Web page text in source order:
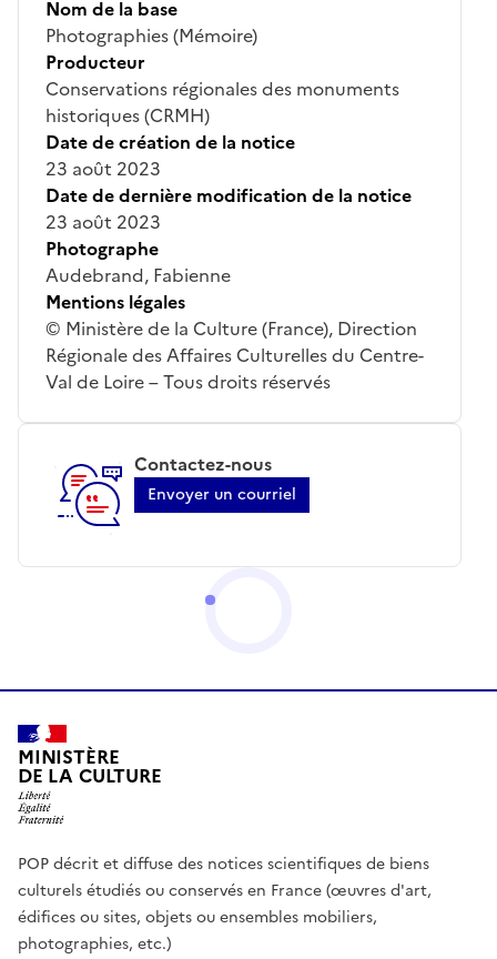
Nom de la base
Photographies (Mémoire)
Producteur
Conservations régionales des monuments
historiques (CRMH)
Date de création de la notice
23 août 2023
Date de dernière modification de la notice
23 août 2023
Photographe
Audebrand, Fabienne
Mentions légales
© Ministère de la Culture (France), Direction
Régionale des Affaires Culturelles du Centre-
Val de Loire – Tous droits réservés
Contactez-nous
Envoyer un courriel
MINISTÈRE
DE LA CULTURE
POP décrit et diffuse des notices scientifiques de biens
culturels étudiés ou conservés en France (œuvres d'art,
édifices ou sites, objets ou ensembles mobiliers,
photographies, etc.)